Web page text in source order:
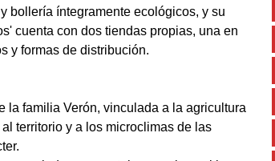
bollería íntegramente ecológicos, y su
cuenta con dos tiendas propias, una en
y formas de distribución.
la familia Verón, vinculada a la agricultura
territorio y a los microclimas de las